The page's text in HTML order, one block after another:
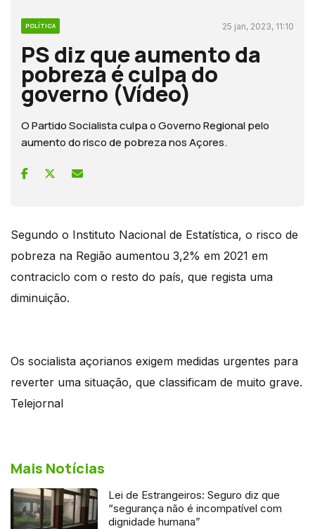
POLÍTICA 25 jan, 2023, 11:10
PS diz que aumento da
pobreza é culpa do
governo (Vídeo)
O Partido Socialista culpa o Governo Regional pelo
aumento do risco de pobreza nos Açores.
Segundo o Instituto Nacional de Estatística, o risco de
pobreza na Região aumentou 3,2% em 2021 em
contraciclo com o resto do país, que regista uma
diminuição.
Os socialista açorianos exigem medidas urgentes para
reverter uma situação, que classificam de muito grave.
Telejornal
Mais Notícias
Lei de Estrangeiros: Seguro diz que
“segurança não é incompatível com
dignidade humana”